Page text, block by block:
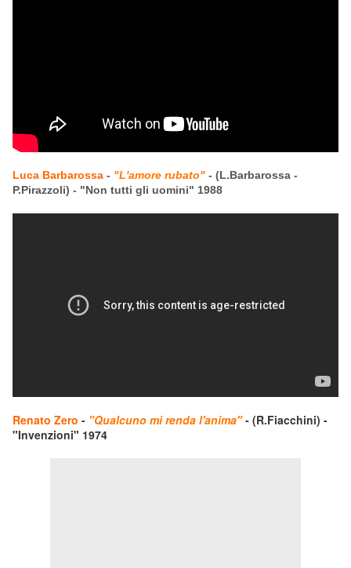
Luca Barbarossa - "L'amore rubato" - (L.Barbarossa -
P.Pirazzoli) - "Non tutti gli uomini" 1988
Renato Zero - "Qualcuno mi renda l'anima"- (R.Fiacchini) -
"Invenzioni" 1974